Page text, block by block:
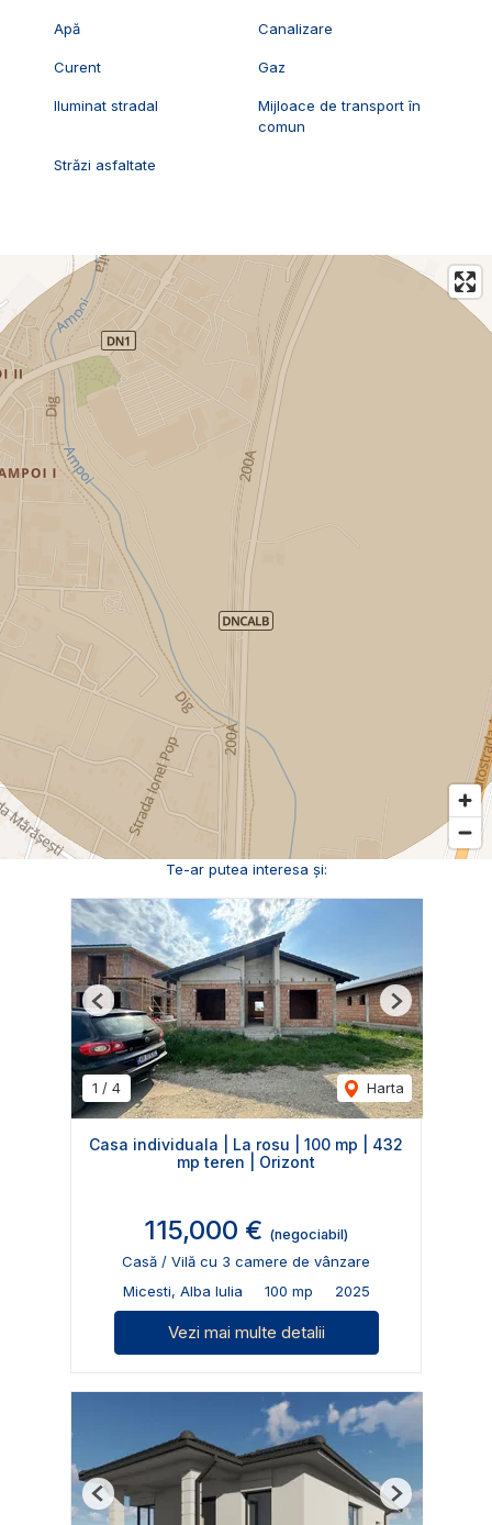
Apă Canalizare
Curent Gaz
Iluminat stradal
Mijloace de transport în
comun
Străzi asfaltate
Te-ar putea interesa și:
1 / 4 Harta
Previous Next
Casa individuala | La rosu | 100 mp | 432
mp teren | Orizont
115,000 € (negociabil)
Casă / Vilă cu 3 camere de vânzare
Micesti, Alba Iulia
100 mp 2025
Vezi mai multe detalii
Previous Next